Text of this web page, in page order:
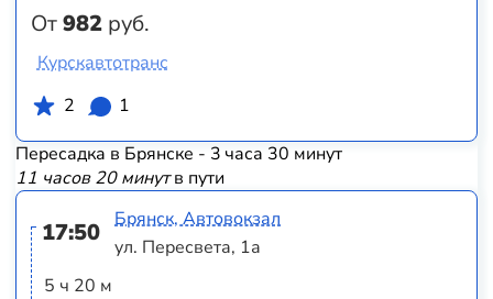
От982 руб.
Курскавтотранс
2
1
Пересадка в Брянске - 3 часа 30 минут
11 часов 20 минутв пути
17:50
5 ч 20 м
Брянск, Автовокзал
ул. Пересвета, 1а